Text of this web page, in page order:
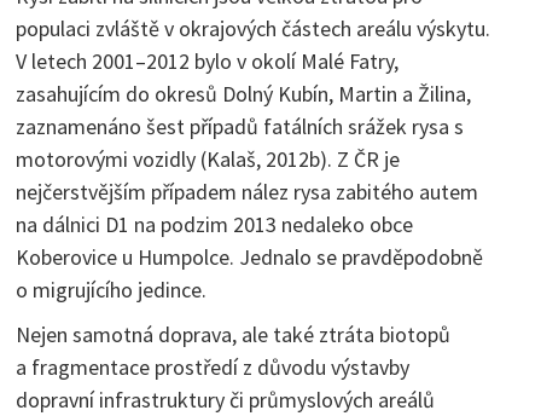
populaci zvláště v okrajových částech areálu výskytu.
V letech 2001–2012 bylo v okolí Malé Fatry,
zasahujícím do okresů Dolný Kubín, Martin a Žilina,
zaznamenáno šest případů fatálních srážek rysa s
motorovými vozidly (Kalaš, 2012b). Z ČR je
nejčerstvějším případem nález rysa zabitého autem
na dálnici D1 na podzim 2013 nedaleko obce
Koberovice u Humpolce. Jednalo se pravděpodobně
o migrujícího jedince.
Nejen samotná doprava, ale také ztráta biotopů
a fragmentace prostředí z důvodu výstavby
dopravní infrastruktury či průmyslových areálů